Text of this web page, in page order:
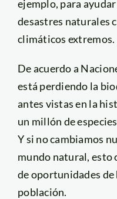
ejemplo, para
desastres naturales
climáticos extremos.
De acuerdo a
está perdiendo la
antes vistas en la
un millón de
Y si no cambiamos
mundo natural, esto
de oportunidades
población.